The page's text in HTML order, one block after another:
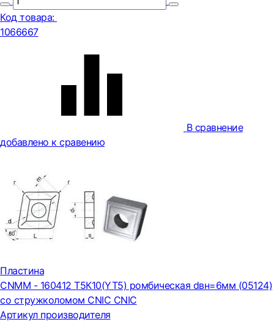
Код товара:
1066667
В сравнение
добавлено к сравению
Пластина
CNMM - 160412 Т5К10(YT5) ромбическая dвн=6мм (05124)
со стружколомом CNIC CNIC
Артикул производителя